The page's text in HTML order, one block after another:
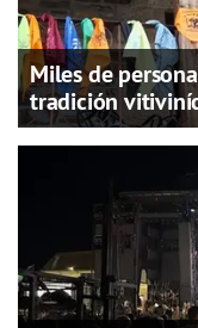
Miles de
tradición